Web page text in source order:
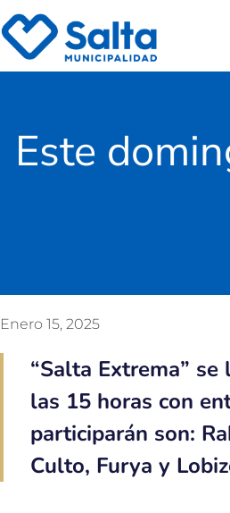
Este
Enero 15, 2025
“Salta Extrema”
las 15 horas con
participarán son:
Culto, Furya y